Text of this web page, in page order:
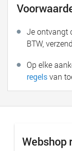
Je ontvangt
BTW,
Op elke
regelsvan
Webshop